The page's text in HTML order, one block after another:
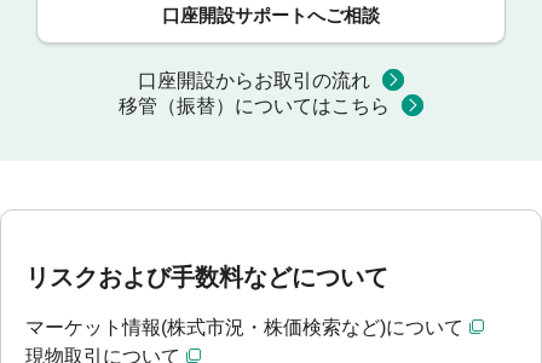
口座開設サポートへご相談
口座開設からお取引の流れ
移管（振替）についてはこちら
リスクおよび手数料などについて
マーケット情報(株式市況・株価検索など)について
現物取引について